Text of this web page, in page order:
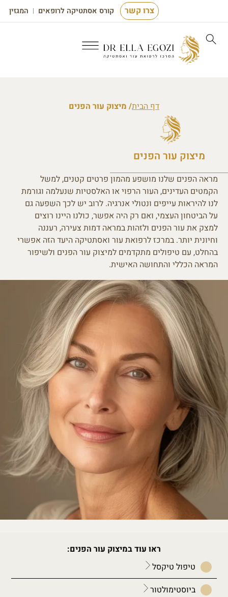
קורס אסתטיקה לרופאים המגזין צרו קשר
דף הבית/ מיצוק עור הפנים
מיצוק עור הפנים
מראה הפנים שלנו מושפע מהמון פרטים קטנים, למשל
הקמטים העדינים, העור הרפוי או האלסטיות שנעלמה וגורמת
לנו להיראות עייפים ונטולי אנרגיה. לרוב יש לכך השפעה גם
על הביטחון העצמי, ואם רק היה אפשר, כולנו היינו רוצים
למצק את עור הפנים ולזהות במראה דמות צעירה, רעננה
וחיונית יותר. במרכז לרפואת עור ואסתטיקה היעד הזה אפשרי
בהחלט, עם טיפולים מתקדמים למיצוק עור הפנים ולשיפור
המראה הכללי והתחושה האישית.
ראו עוד במיצוק עור הפנים:
טיפול טיקסל
ביוסטימולטור